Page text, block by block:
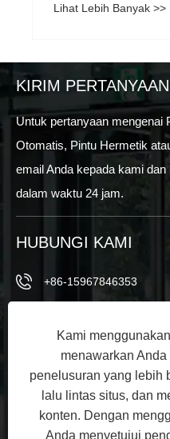
Lihat Lebih Banyak >>
KIRIM PERTANYAAN
Untuk pertanyaan mengenai
Otomatis, Pintu Hermetik
email Anda kepada kami
dalam waktu 24 jam.
HUBUNGI KAMI
+86-15967846353
info@vezedoors.com
Di Taman Industri, Kota
Hak Cipta © 2024 Ningbo
Kami
menawarkan
penelusuran yang lebih
lalu lintas situs, dan
konten. Dengan
Anda menyetujui